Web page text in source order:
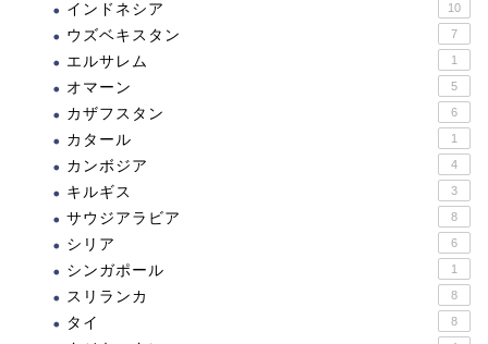
インドネシア 10
ウズベキスタン 7
エルサレム 1
オマーン 5
カザフスタン 6
カタール 1
カンボジア 4
キルギス 3
サウジアラビア 8
シリア 6
シンガポール 1
スリランカ 8
タイ 8